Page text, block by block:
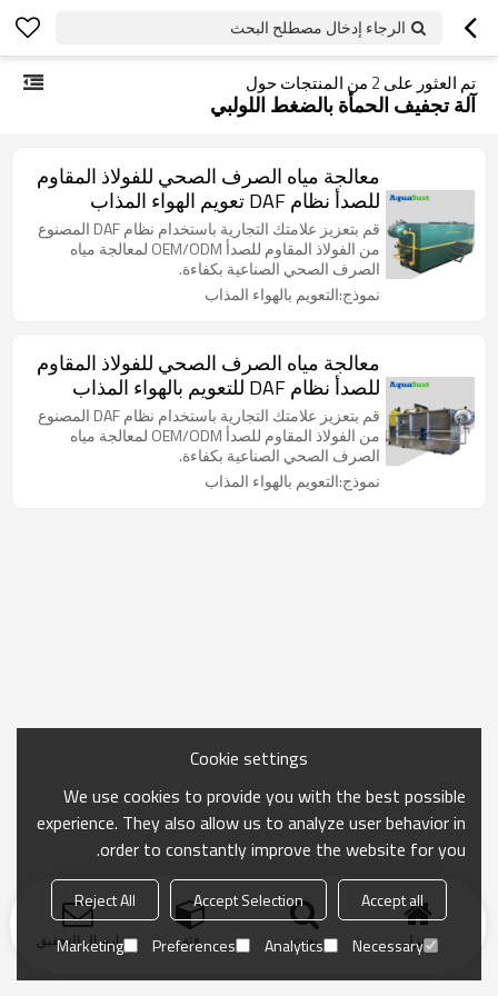
الرجاء إدخال مصطلح البحث
تم العثور على 2 من المنتجات حول
آلة تجفيف الحمأة بالضغط اللولبي
معالجة مياه الصرف الصحي للفولاذ المقاوم
للصدأ نظام DAF تعويم الهواء المذاب
لمعالجة مياه الصرف الصحي للمنسوجات
والصباغة
قم بتعزيز علامتك التجارية باستخدام نظام DAF المصنوع
من الفولاذ المقاوم للصدأ OEM/ODM لمعالجة مياه
الصرف الصحي الصناعية بكفاءة.
نموذج:التعويم بالهواء المذاب
معالجة مياه الصرف الصحي للفولاذ المقاوم
للصدأ نظام DAF للتعويم بالهواء المذاب
لمعالجة مياه الصرف الصحي لصناعة الصلب
قم بتعزيز علامتك التجارية باستخدام نظام DAF المصنوع
من الفولاذ المقاوم للصدأ OEM/ODM لمعالجة مياه
الصرف الصحي الصناعية بكفاءة.
نموذج:التعويم بالهواء المذاب
منزل بحث فئة ارسال التحقيق
Cookie settings
We use cookies to provide you with the best possible
experience. They also allow us to analyze user behavior in
order to constantly improve the website for you.
Accept all
Accept Selection
Reject All
Necessary
Analytics
Preferences
Marketing